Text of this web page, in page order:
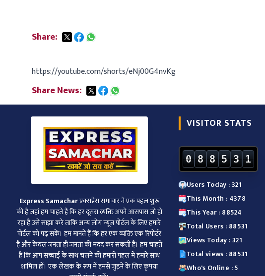
Share:
https://youtube.com/shorts/eNj00G4nvKg
Share News:
Express Samacharएक्सप्रेस समाचार ने एक पहल शुरू
की है जहां हम चाहते हैं कि हर दूसरा व्‍यक्ति अपने आसपास जो हो
रहा है उसे साझा करे ताकि अन्‍य लोग न्‍यूज पोर्टल के लिए हमारे
पोर्टल को पढ़ सकें। हम मानते हैं कि हर एक व्यक्ति एक रिपोर्टर
है और केवल जनता ही जनता की मदद कर सकती है। हम चाहते
हैं कि आप सच्चाई के साथ चलने की हमारी पहल में हमारे साथ
शामिल हों। एक लेखक के रूप में हमसे जुड़ने के लिए कृपया
VISITOR STATS
0 8 8 5 3 1
Users Today : 321
This Month : 4378
This Year : 88524
Total Users : 88531
Views Today : 321
Total views : 88531
Who's Online : 5